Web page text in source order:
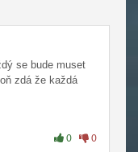
se bude muset
zdá že každá
0 0